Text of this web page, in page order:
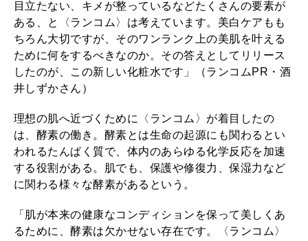
目立たない、キメが整っているなどたくさんの要素が
ある、と〈ランコム〉は考えています。美白ケアもも
ちろん大切ですが、そのワンランク上の美肌を叶える
ために何をするべきなのか。その答えとしてリリース
したのが、この新しい化粧水です」（ランコムPR・酒
井しずかさん）
理想の肌へ近づくために〈ランコム〉が着目したの
は、酵素の働き。酵素とは生命の起源にも関わるとい
われるたんぱく質で、体内のあらゆる化学反応を加速
する役割がある。肌でも、保護や修復力、保湿力など
に関わる様々な酵素があるという。
「肌が本来の健康なコンディションを保って美しくあ
るために、酵素は欠かせない存在です。〈ランコム〉